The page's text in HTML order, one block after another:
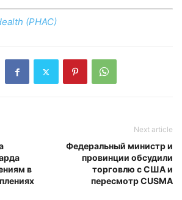
(PHAC)
в
Next article
Федеральный министр и
провинции обсудили
торговлю с США и
пересмотр CUSMA